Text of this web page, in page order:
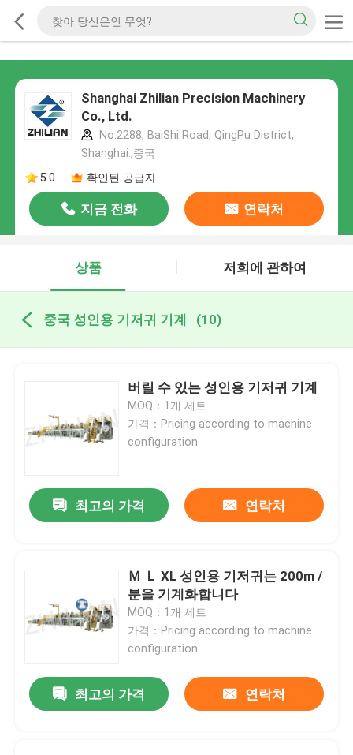
Shanghai Zhilian Precision Machinery
Co., Ltd.
No.2288, BaiShi Road, QingPu District,
Shanghai.,중국
5.0
확인된 공급자
지금 전화 연락처
상품 저희에 관하여
중국 성인용 기저귀 기계 (10)
버릴 수 있는 성인용 기저귀 기계
MOQ：1개 세트
가격：Pricing according to machine
configuration
최고의 가격 연락처
Ｍ Ｌ XL 성인용 기저귀는 200m /
분을 기계화합니다
MOQ：1개 세트
가격：Pricing according to machine
configuration
최고의 가격 연락처